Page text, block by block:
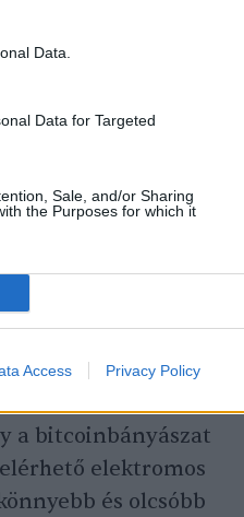
Data.
Data for Targeted
Sale, and/or Sharing
the Purposes for which it
Access Privacy Policy
a bitcoinbányászat
elektromos
és olcsóbb